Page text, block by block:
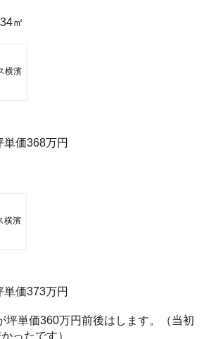
㎡
横濱
価368万円
横濱
価373万円
坪単価360万円前後はします。（当初
ったです）